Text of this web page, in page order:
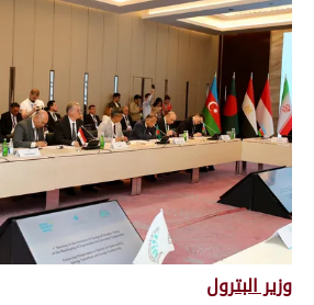
وزير البترول